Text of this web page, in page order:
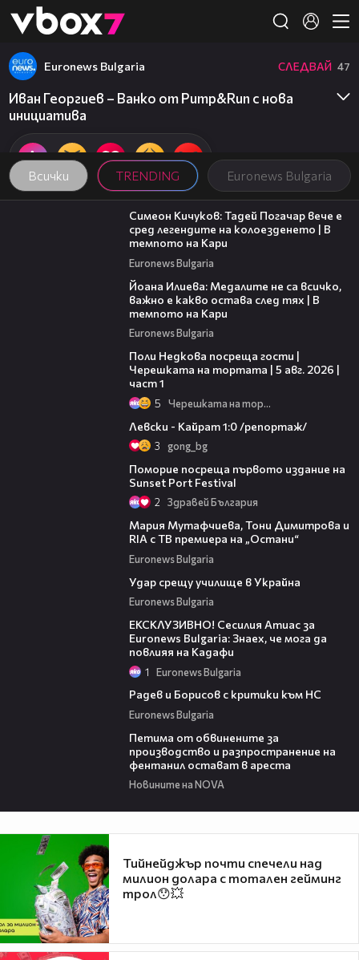
👾
Всички TRENDING Euronews Bulgaria
Euronews Bulgaria СЛЕДВАЙ 47
Иван Георгиев – Ванко от Pump&Run с нова
инициатива
11:23
Симеон Кичуков: Тадей Погачар вече е
сред легендите на колоезденето | В
темпото на Кари
Euronews Bulgaria
Йоана Илиева: Медалите не са всичко,
важно е какво остава след тях | В
темпото на Кари
Euronews Bulgaria
Поли Недкова посреща гости |
Черешката на тортата | 5 авг. 2026 |
част 1
5 Черешката на тортата
Левски - Кайрат 1:0 /репортаж/
3 gong_bg
Поморие посреща първото издание на
Sunset Port Festival
2 Здравей България
Мария Мутафчиева, Тони Димитрова и
RIA с ТВ премиера на „Остани“
Euronews Bulgaria
Удар срещу училище в Украйна
Euronews Bulgaria
ЕКСКЛУЗИВНО! Сесилия Атиас за
Euronews Bulgaria: Знаех, че мога да
повлияя на Кадафи
1 Euronews Bulgaria
Радев и Борисов с критики към НС
Euronews Bulgaria
Петима от обвинените за
производство и разпространение на
фентанил остават в ареста
Новините на NOVA
Тийнейджър почти спечели над
милион долара с тотален гейминг
трол😯💥